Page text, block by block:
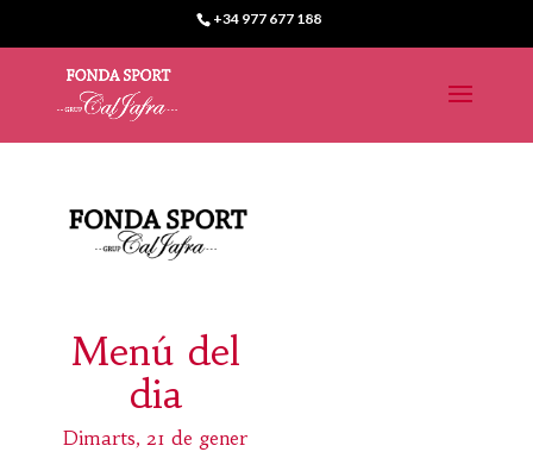
+34 977 677 188
Menú del
dia
Dimarts, 21 de gener